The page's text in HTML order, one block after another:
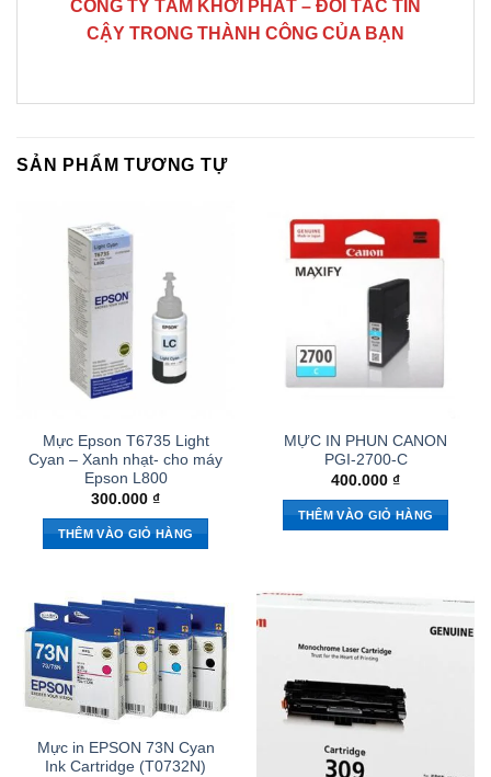
CÔNG TY TÂM KHỞI PHÁT – ĐỐI TÁC TIN
CẬY TRONG THÀNH CÔNG CỦA BẠN
SẢN PHẨM TƯƠNG TỰ
Mực Epson T6735 Light
Cyan – Xanh nhạt- cho máy
Epson L800
300.000 ₫
THÊM VÀO GIỎ HÀNG
MỰC IN PHUN CANON
PGI-2700-C
400.000 ₫
THÊM VÀO GIỎ HÀNG
Mực in EPSON 73N Cyan
Ink Cartridge (T0732N)